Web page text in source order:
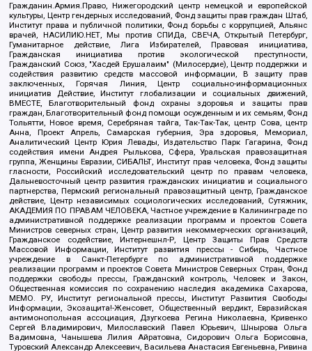
Гражданин.Армия.Право, Нижегородский центр немецкой и европейской
культуры, Центр гендерных исследований, Фонд защиты прав граждан Штаб,
Институт права и публичной политики, Фонд борьбы с коррупцией, Альянс
врачей, НАСИЛИЮ.НЕТ, Мы против СПИДа, СВЕЧА, Открытый Петербург,
Гуманитарное действие, Лига Избирателей, Правовая инициатива,
Гражданская инициатива против экологической преступности,
Гражданский Союз, "Хасдей Ерушалаим" (Милосердие), Центр поддержки и
содействия развитию средств массовой информации, В защиту прав
заключенных, Горячая Линия, Центр социально-информационных
инициатив Действие, Институт глобализации и социальных движений,
ВМЕСТЕ, Благотворительный фонд охраны здоровья и защиты прав
граждан, Благотворительный фонд помощи осужденным и их семьям, Фонд
Тольятти, Новое время, Серебряная тайга, Так-Так-Так, центр Сова, центр
Анна, Проект Апрель, Самарская губерния, Эра здоровья, Мемориал,
Аналитический Центр Юрия Левады, Издательство Парк Гагарина, Фонд
содействия имени Андрея Рылькова, Сфера, Уральская правозащитная
группа, Женщины Евразии, СИБАЛЬТ, Институт прав человека, Фонд защиты
гласности, Российский исследовательский центр по правам человека,
Дальневосточный центр развития гражданских инициатив и социального
партнерства, Пермский региональный правозащитный центр, Гражданское
действие, Центр независимых социологических исследований, Сутяжник,
АКАДЕМИЯ ПО ПРАВАМ ЧЕЛОВЕКА, Частное учреждение в Калининграде по
административной поддержке реализации программ и проектов Совета
Министров северных стран, Центр развития некоммерческих организаций,
Гражданское содействие, Интернешнл-Р, Центр Защиты Прав Средств
Массовой Информации, Институт развития прессы - Сибирь, Частное
учреждение в Санкт-Петербурге по административной поддержке
реализации программ и проектов Совета Министров Северных Стран, Фонд
поддержки свободы прессы, Гражданский контроль, Человек и Закон,
Общественная комиссия по сохранению наследия академика Сахарова,
МЕМО. РУ, Институт региональной прессы, Институт Развития Свободы
Информации, Экозащита!-Женсовет, Общественный вердикт, Евразийская
антимонопольная ассоциация, Дзугкоева Регина Николаевна, Кривенко
Сергей Владимирович, Милославский Павел Юрьевич, Шнырова Ольга
Вадимовна, Чанышева Лилия Айратовна, Сидорович Ольга Борисовна,
Туровский Александр Алексеевич, Васильева Анастасия Евгеньевна, Ривина